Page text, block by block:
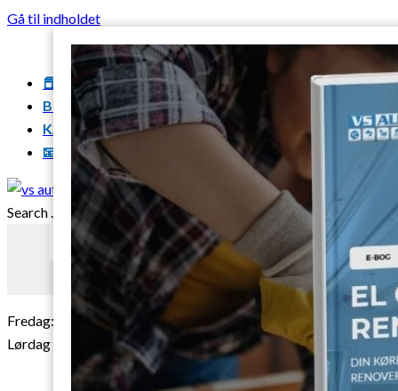
Gå til indholdet
📕E-bøger
BLOG
KARRIERE
📧 KUNDEKLUB
Search ...
Resultater
Fredag: 07.00 - 14.45.
Lørdag + Søndag: Døgnvagt (gælder alle dage)